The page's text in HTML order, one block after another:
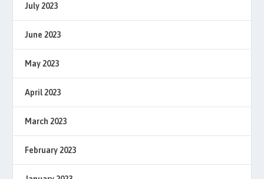
July 2023
June 2023
May 2023
April 2023
March 2023
February 2023